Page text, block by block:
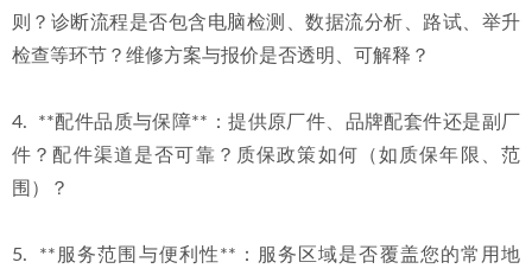
则？诊断流程是否包含电脑检测、数据流分析、路试、举升
检查等环节？维修方案与报价是否透明、可解释？
4.  **配件品质与保障**：提供原厂件、品牌配套件还是副厂
件？配件渠道是否可靠？质保政策如何（如质保年限、范
围）？
5.  **服务范围与便利性**：服务区域是否覆盖您的常用地